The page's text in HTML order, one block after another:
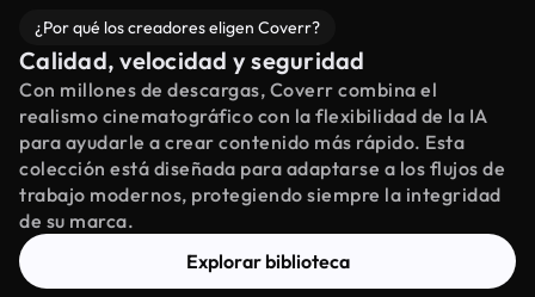
¿Por qué los creadores eligen Coverr?
Calidad, velocidad y seguridad
Con millones de descargas, Coverr combina el
realismo cinematográfico con la flexibilidad de la IA
para ayudarle a crear contenido más rápido. Esta
colección está diseñada para adaptarse a los flujos de
trabajo modernos, protegiendo siempre la integridad
de su marca.
Explorar biblioteca